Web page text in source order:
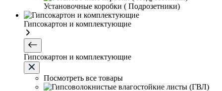
Установочные коробки ( Подрозетники)
Гипсокартон и комплектующие
Гипсокартон и комплектующие
Посмотреть все товары